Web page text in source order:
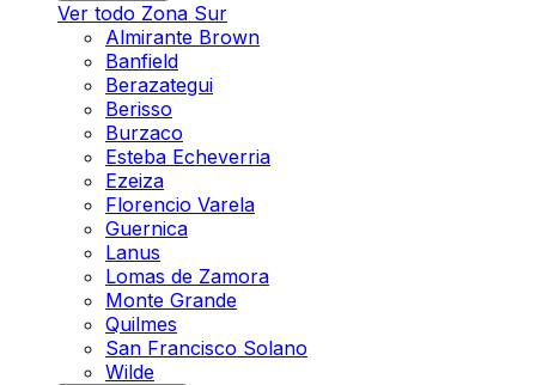
Ver todo Zona Sur
Almirante Brown
Banfield
Berazategui
Berisso
Burzaco
Esteba Echeverria
Ezeiza
Florencio Varela
Guernica
Lanus
Lomas de Zamora
Monte Grande
Quilmes
San Francisco Solano
Wilde